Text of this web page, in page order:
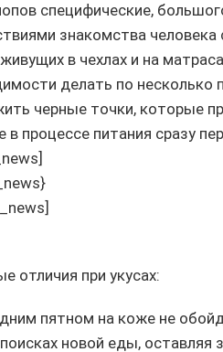
специфические,
знакомства
в чехлах и на
делать по несколько
черные точки, которые
в процессе питания сразу
отличия при укусах:
пятном на коже не
новой еды, оставляя